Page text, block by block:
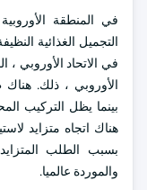
في المنطقة
التجميل الغذائية
في الاتحاد الأوروبي ،
الأوروبي ، ذلك. هناك
بينما يظل التركيب
هناك اتجاه متزايد
بسبب الطلب
والموردة عالميا.